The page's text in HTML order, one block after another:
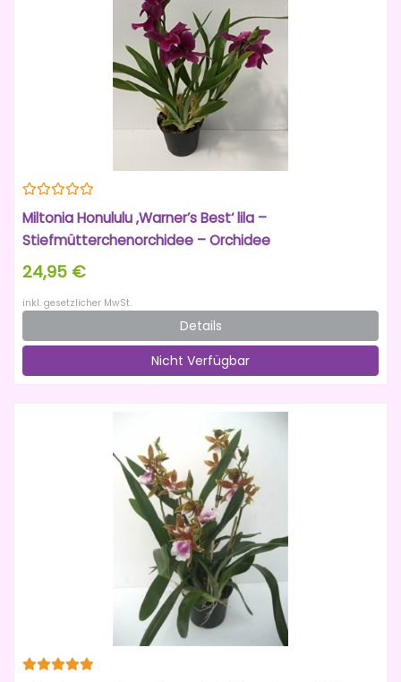
Miltonia Honululu ‚Warner’s Best‘ lila –
Stiefmütterchenorchidee – Orchidee
24,95 €
inkl. gesetzlicher MwSt.
Details
Nicht Verfügbar